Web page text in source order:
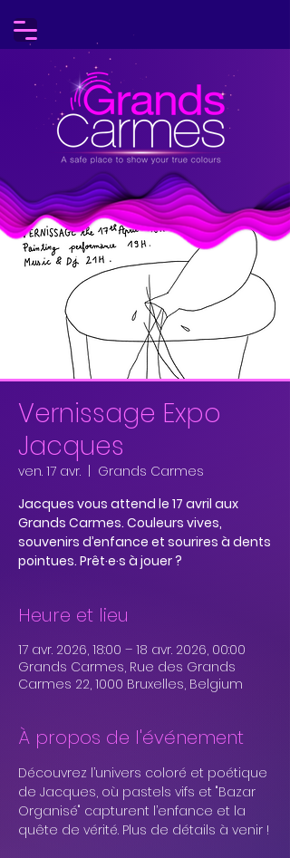
Vernissage Expo
Jacques
ven. 17 avr.
Grands Carmes
Jacques vous attend le 17 avril aux
Grands Carmes. Couleurs vives,
souvenirs d’enfance et sourires à dents
pointues. Prêt·e·s à jouer ?
Heure et lieu
17 avr. 2026, 18:00 – 18 avr. 2026, 00:00
Grands Carmes, Rue des Grands
Carmes 22, 1000 Bruxelles, Belgium
À propos de l'événement
Découvrez l’univers coloré et poétique
de Jacques, où pastels vifs et "Bazar
Organisé" capturent l’enfance et la
quête de vérité. Plus de détails à venir !